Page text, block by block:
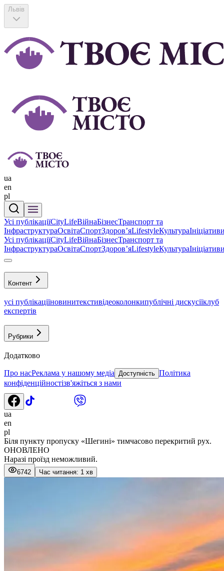
Львів
ua
en
pl
Усі публікаціїCityLifeВійнаБізнесТранспорт та
ІнфраструктураОсвітаСпортЗдоровʼяLifestyleКультура
Усі публікаціїCityLifeВійнаБізнесТранспорт та
ІнфраструктураОсвітаСпортЗдоровʼяLifestyleКультура
Контент
усі публікаціїновинитекстивідеоколонкипублічні дискусіїклуб
експертів
Рубрики
Додатково
Про насРеклама у нашому медіа Доступність Політика
конфіденційностізв'яжіться з нами
ua
en
pl
Біля пункту пропуску «Шегині» тимчасово перекритий рух.
ОНОВЛЕНО
Наразі проїзд неможливий.
6742 Час читання: 1 хв